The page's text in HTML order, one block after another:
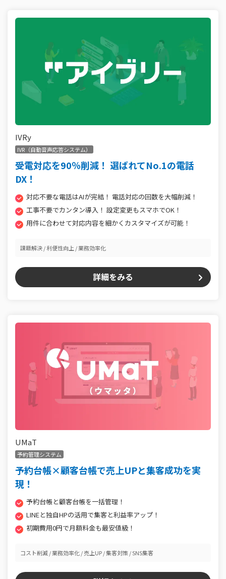
IVRy
IVR（自動音声応答システム）
受電対応を90％削減！ 選ばれてNo.1の電話
DX！
対応不要な電話はAIが完結！ 電話対応の回数を大幅削減！
工事不要でカンタン導入！ 設定変更もスマホでOK！
用件に合わせて対応内容を細かくカスタマイズが可能！
課題解決 利便性向上 業務効率化
詳細をみる
UMaT
予約管理システム
予約台帳×顧客台帳で売上UPと集客成功を実
現！
予約台帳と顧客台帳を一括管理！
LINEと独自HPの活用で集客と利益率アップ！
初期費用0円で月額料金も最安値級！
コスト削減 業務効率化 売上UP 集客対策 SNS集客